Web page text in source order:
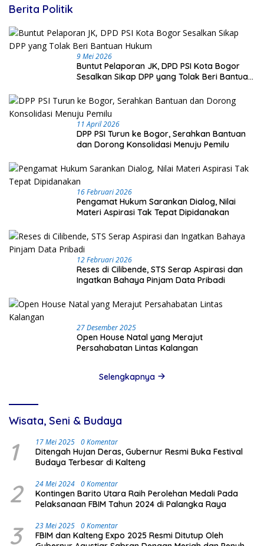
Berita Politik
9 Mei 2026
Buntut Pelaporan JK, DPD PSI Kota Bogor
Sesalkan Sikap DPP yang Tolak Beri Bantuan
11 April 2026
DPP PSI Turun ke Bogor, Serahkan Bantuan
dan Dorong Konsolidasi Menuju Pemilu
16 Februari 2026
Pengamat Hukum Sarankan Dialog, Nilai
Materi Aspirasi Tak Tepat Dipidanakan
12 Februari 2026
Reses di Cilibende, STS Serap Aspirasi dan
Ingatkan Bahaya Pinjam Data Pribadi
27 Desember 2025
Open House Natal yang Merajut
Persahabatan Lintas Kalangan
Selengkapnya
Wisata, Seni & Budaya
1 17 Mei 2025 0 Komentar
Ditengah Hujan Deras, Gubernur Resmi Buka Festival
Budaya Terbesar di Kalteng
2 24 Mei 2024 0 Komentar
Kontingen Barito Utara Raih Perolehan Medali Pada
Pelaksanaan FBIM Tahun 2024 di Palangka Raya
3 23 Mei 2025 0 Komentar
FBIM dan Kalteng Expo 2025 Resmi Ditutup Oleh